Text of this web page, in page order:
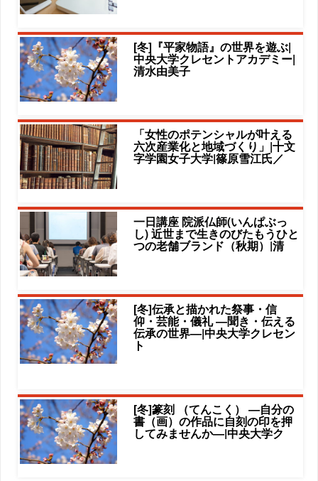
[冬]『平家物語』の世界を遊ぶ|
中央大学クレセントアカデミー|
清水由美子
「女性のポテンシャルが叶える
六次産業化と地域づくり」|十文
字学園女子大学|篠原雪江氏／
一日講座 院派仏師(いんぱぶっ
し) 近世まで生きのびたもうひと
つの老舗ブランド（秋期）|清
[冬]伝承と描かれた祭事・信
仰・芸能・儀礼 ―聞き・伝える
伝承の世界―|中央大学クレセン
ト
[冬]篆刻 （てんこく） ―自分の
書（画）の作品に自刻の印を押
してみませんか―|中央大学ク